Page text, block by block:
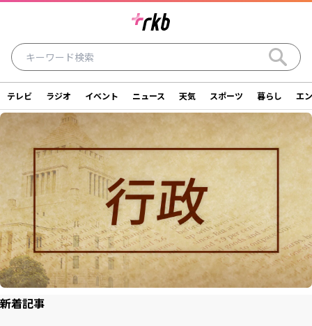
テレビ ラジオ イベント ニュース
天気 スポーツ 暮らし エンタメ
SDGs アナウンサー ライター シリーズ
投稿 ショッピング SNS一覧
ご意見・お問い合わせ
後援依頼申請について
スタジオ見学について
採用情報について
会社情報
テレビ ラジオ イベント ニュース 天気 スポーツ 暮らし エ
新着記事